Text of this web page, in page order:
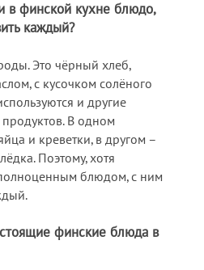
в финской кухне блюдо,
каждый?
Это чёрный хлеб,
с кусочком солёного
и другие
В одном
и креветки, в другом –
Поэтому, хотя
блюдом, с ним
финские блюда в